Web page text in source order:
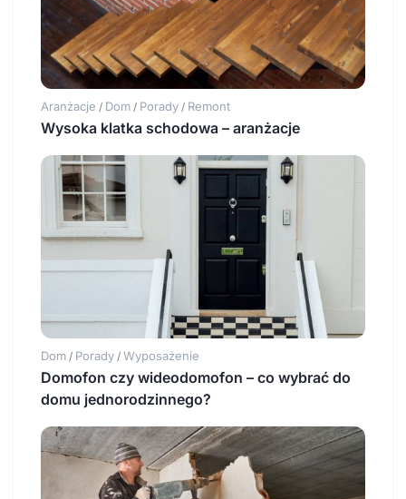
Aranżacje / Dom / Porady / Remont
Wysoka klatka schodowa – aranżacje
Dom / Porady / Wyposażenie
Domofon czy wideodomofon – co wybrać do
domu jednorodzinnego?